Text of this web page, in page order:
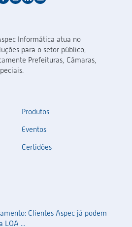
Informática atua no
para o setor público,
Prefeituras, Câmaras,
Produtos
Eventos
Certidões
Clientes Aspec já podem
LOA ...